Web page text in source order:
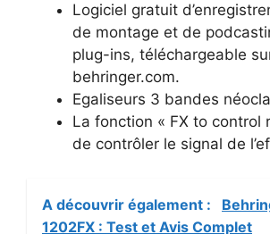
Logiciel gratuit
de montage et de
plug-ins, téléchargeable
behringer.com.
Egaliseurs 3 bandes
La fonction « FX to control
de contrôler le signal de
A découvrir également :
1202FX : Test et Avis Complet